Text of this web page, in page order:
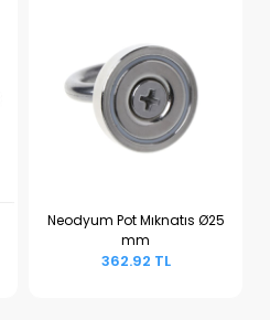
Sepete Ekle
Neodyum Pot Mıknatıs Ø25
mm
362.92 TL